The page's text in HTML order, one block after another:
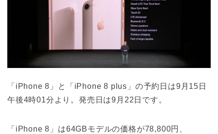
「iPhone 8」と「iPhone 8 plus」の予約日は9月15日
午後4時01分より。発売日は9月22日です。
「iPhone 8」は64GBモデルの価格が78,800円、